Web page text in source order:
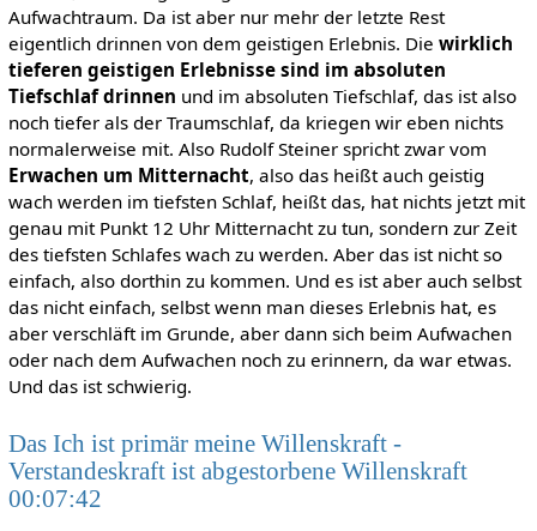
Aufwachtraum. Da ist aber nur mehr der letzte Rest
eigentlich drinnen von dem geistigen Erlebnis. Die wirklich
tieferen geistigen Erlebnisse sind im absoluten
Tiefschlaf drinnen und im absoluten Tiefschlaf, das ist also
noch tiefer als der Traumschlaf, da kriegen wir eben nichts
normalerweise mit. Also Rudolf Steiner spricht zwar vom
Erwachen um Mitternacht, also das heißt auch geistig
wach werden im tiefsten Schlaf, heißt das, hat nichts jetzt mit
genau mit Punkt 12 Uhr Mitternacht zu tun, sondern zur Zeit
des tiefsten Schlafes wach zu werden. Aber das ist nicht so
einfach, also dorthin zu kommen. Und es ist aber auch selbst
das nicht einfach, selbst wenn man dieses Erlebnis hat, es
aber verschläft im Grunde, aber dann sich beim Aufwachen
oder nach dem Aufwachen noch zu erinnern, da war etwas.
Und das ist schwierig.
Das Ich ist primär meine Willenskraft -
Verstandeskraft ist abgestorbene Willenskraft
00:07:42